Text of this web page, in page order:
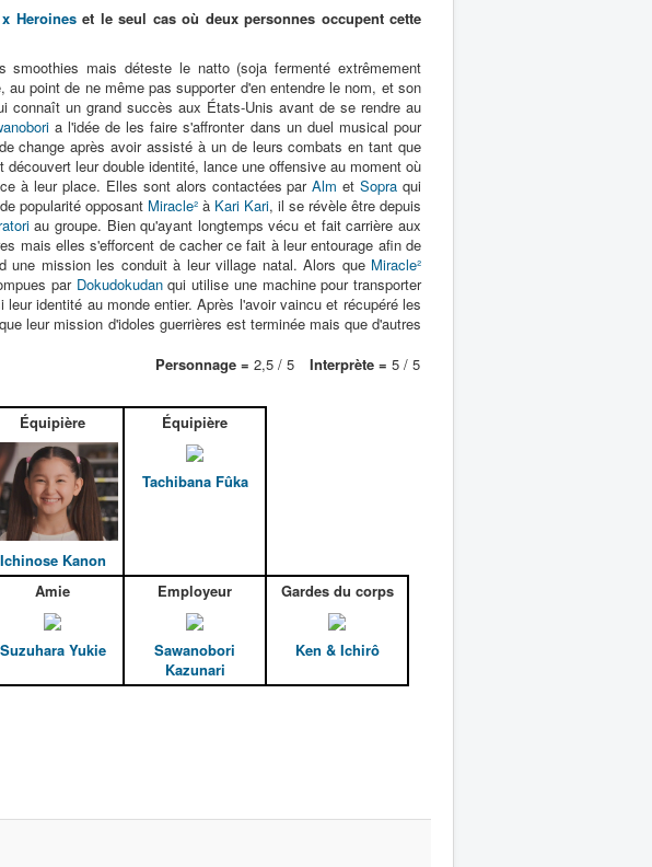
Heroineset le seul cas où deux personnes occupent cette
mais déteste le natto (soja fermenté extrêmement
point de ne même pas supporter d'en entendre le nom, et son
connaît un grand succès aux États-Unis avant de se rendre au
a l'idée de les faire s'affronter dans un duel musical pour
change après avoir assisté à un de leurs combats en tant que
découvert leur double identité, lance une offensive au moment où
à leur place. Elles sont alors contactées parAlm etSopra qui
popularité opposant Miracle²à Kari Kari, il se révèle être depuis
au groupe. Bien qu'ayant longtemps vécu et fait carrière aux
mais elles s'efforcent de cacher ce fait à leur entourage afin de
une mission les conduit à leur village natal. Alors que Miracle²
par Dokudokudanqui utilise une machine pour transporter
identité au monde entier. Après l'avoir vaincu et récupéré les
leur mission d'idoles guerrières est terminée mais que d'autres
Personnage = 2,5 / 5 Interprète = 5 / 5
Équipière
Ichinose Kanon
Équipière
Tachibana Fûka
Amie
Suzuhara Yukie
Employeur
Sawanobori
Kazunari
Gardes du corps
Ken & Ichirô